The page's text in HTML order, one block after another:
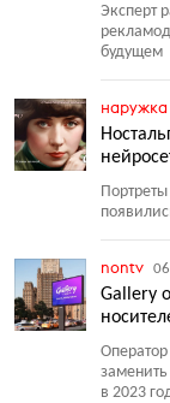
Эксперт
будущем
наружка
nontv
Gallery
в 2023